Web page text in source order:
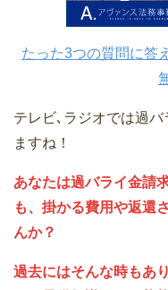
たった3つの質問に答
テレビ､ラジオでは過
ますね！
あなたは過バライ金請
も、掛かる費用や返還
んか？
過去にはそんな時もあ